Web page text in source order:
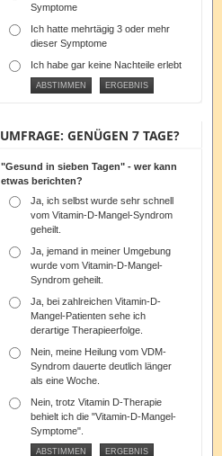
Symptome
Ich hatte mehrtägig 3 oder mehr
dieser Symptome
Ich habe gar keine Nachteile erlebt
UMFRAGE: GENÜGEN 7 TAGE?
"Gesund in sieben Tagen" - wer kann
etwas berichten?
Ja, ich selbst wurde sehr schnell
vom Vitamin-D-Mangel-Syndrom
geheilt.
Ja, jemand in meiner Umgebung
wurde vom Vitamin-D-Mangel-
Syndrom geheilt.
Ja, bei zahlreichen Vitamin-D-
Mangel-Patienten sehe ich
derartige Therapieerfolge.
Nein, meine Heilung vom VDM-
Syndrom dauerte deutlich länger
als eine Woche.
Nein, trotz Vitamin D-Therapie
behielt ich die "Vitamin-D-Mangel-
Symptome".